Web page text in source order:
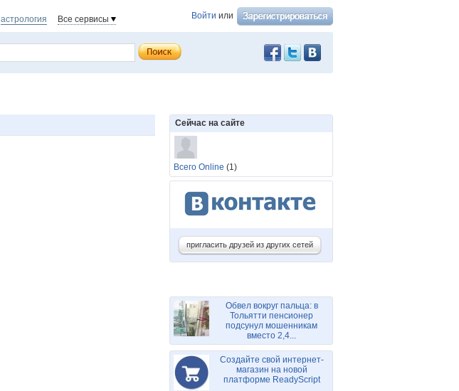
Войти или
астрология Все сервисы
Сейчас на сайте
Всего Online (1)
пригласить друзей из других сетей
Обвел вокруг пальца: в
Тольятти пенсионер
подсунул мошенникам
вместо 2,4...
Создайте свой интернет-
магазин на новой
платформе ReadyScript